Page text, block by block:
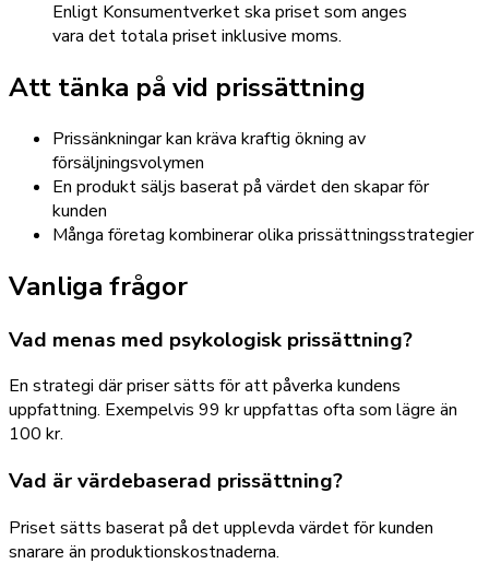
Enligt Konsumentverket ska priset som anges
vara det totala priset inklusive moms.
Att tänka på vid prissättning
Prissänkningar kan kräva kraftig ökning av
försäljningsvolymen
En produkt säljs baserat på värdet den skapar för
kunden
Många företag kombinerar olika prissättningsstrategier
Vanliga frågor
Vad menas med psykologisk prissättning?
En strategi där priser sätts för att påverka kundens
uppfattning. Exempelvis 99 kr uppfattas ofta som lägre än
100 kr.
Vad är värdebaserad prissättning?
Priset sätts baserat på det upplevda värdet för kunden
snarare än produktionskostnaderna.